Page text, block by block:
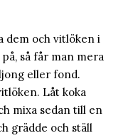
dem och vitlöken i
så får man mera
eller fond.
Låt koka
mixa sedan till en
grädde och ställ